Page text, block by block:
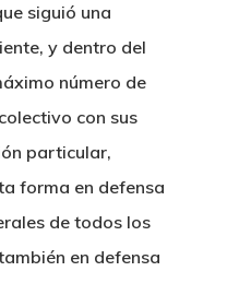
siguió una
y dentro del
número de
con sus
particular,
forma en defensa
de todos los
en defensa